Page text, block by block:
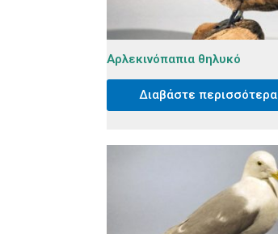
Αρλεκινόπαπια θηλυκό
Διαβάστε περισσότερα